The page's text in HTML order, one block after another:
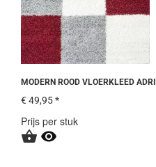
MODERN ROOD VLOERKLEED
€ 49,95 *
Prijs per stuk
 